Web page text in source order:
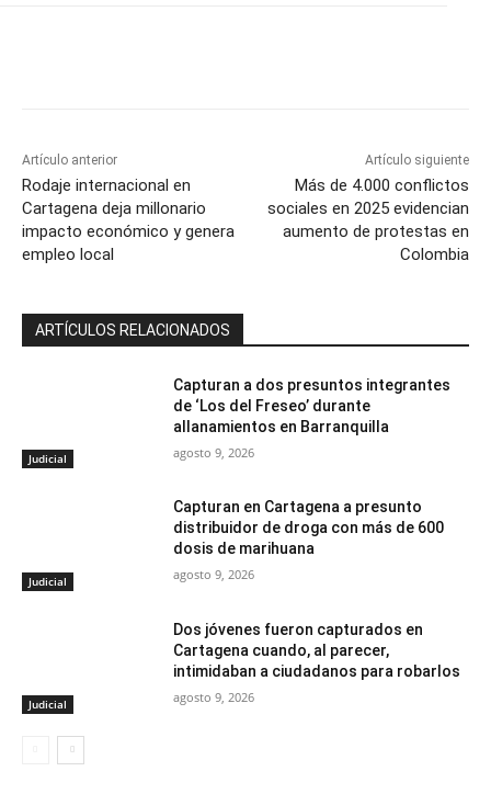
Artículo anterior
Rodaje internacional en
Cartagena deja millonario
impacto económico y genera
empleo local
Artículo siguiente
Más de 4.000 conflictos
sociales en 2025 evidencian
aumento de protestas en
Colombia
ARTÍCULOS RELACIONADOS
Judicial
Capturan a dos presuntos integrantes
de ‘Los del Freseo’ durante
allanamientos en Barranquilla
agosto 9, 2026
Judicial
Capturan en Cartagena a presunto
distribuidor de droga con más de 600
dosis de marihuana
agosto 9, 2026
Judicial
Dos jóvenes fueron capturados en
Cartagena cuando, al parecer,
intimidaban a ciudadanos para robarlos
agosto 9, 2026